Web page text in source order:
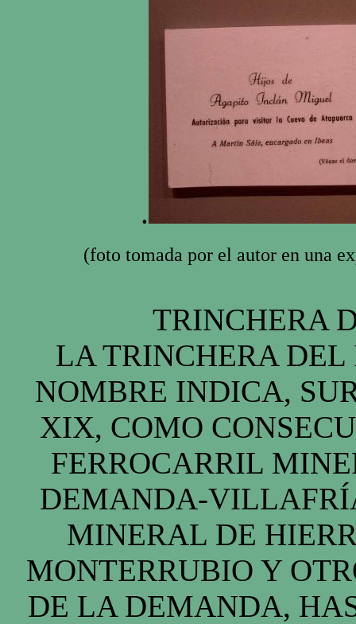
.
(foto tomada por el autor en una
TRINCHERA
LA TRINCHERA DEL
NOMBRE INDICA,
XIX, COMO
FERROCARRIL
DEMANDA-
MINERAL DE
MONTERRUBIO Y
DE LA DEMANDA,